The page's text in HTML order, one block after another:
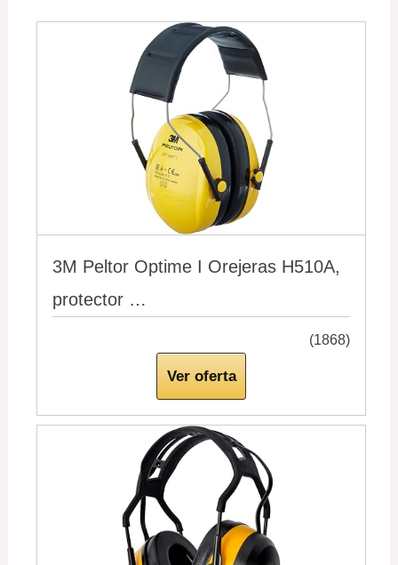
3M Peltor Optime I Orejeras H510A,
protector …
(1868)
Ver oferta